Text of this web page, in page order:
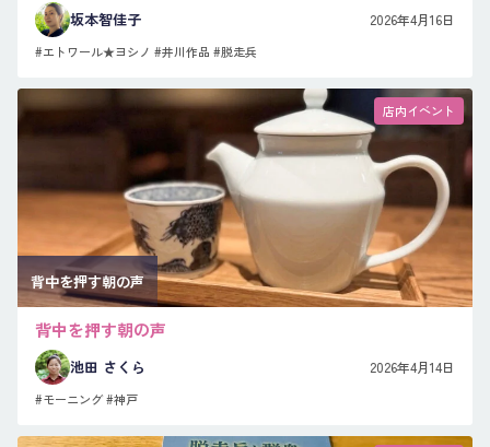
坂本智佳子 2026年4月16日
#エトワール★ヨシノ #井川作品 #脱走兵
店内イベント
背中を押す朝の声
背中を押す朝の声
池田 さくら 2026年4月14日
#モーニング#神戸